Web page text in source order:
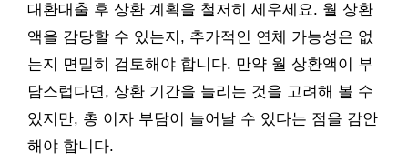
대환대출 후 상환 계획을 철저히 세우세요. 월 상환
액을 감당할 수 있는지, 추가적인 연체 가능성은 없
는지 면밀히 검토해야 합니다. 만약 월 상환액이 부
담스럽다면, 상환 기간을 늘리는 것을 고려해 볼 수
있지만, 총 이자 부담이 늘어날 수 있다는 점을 감안
해야 합니다.